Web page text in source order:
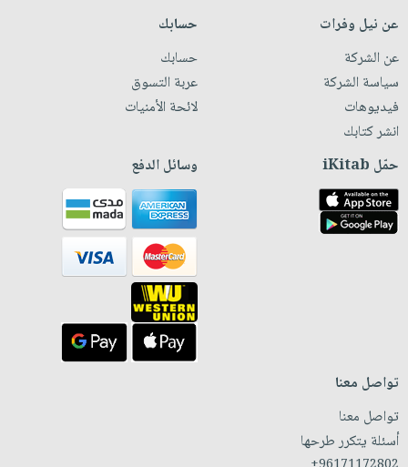
عن نيل وفرات
عن الشركة
سياسة الشركة
فيديوهات
انشر كتابك
حسابك
حسابك
عربة التسوق
لائحة الأمنيات
حمّل iKitab وسائل الدفع
تواصل معنا
تواصل معنا
أسئلة يتكرر طرحها